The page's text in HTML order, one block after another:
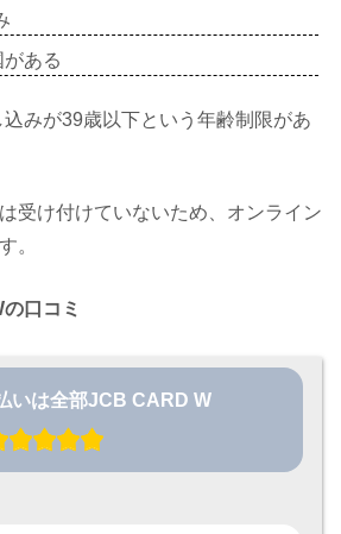
ある
みが39歳以下という年齢制限があ
受け付けていないため、オンライン
。
口コミ
いは全部JCB CARD W